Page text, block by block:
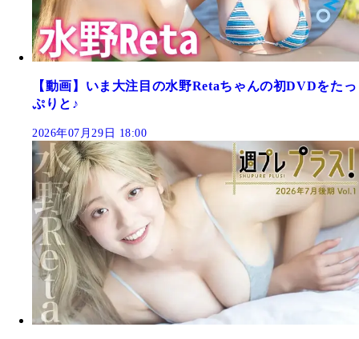
【動画】いま大注目の水野Retaちゃんの初DVDをたっ
ぷりと♪
2026年07月29日 18:00